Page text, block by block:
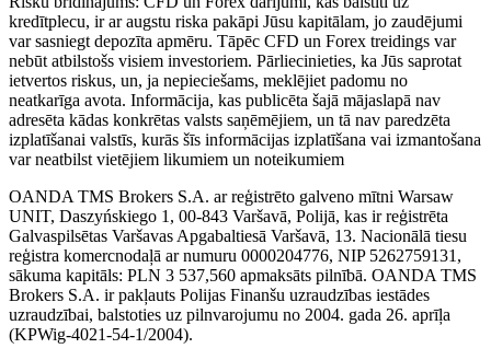
kredītplecu, ir ar augstu riska pakāpi Jūsu kapitālam, jo zaudējumi
var sasniegt depozīta apmēru. Tāpēc CFD un Forex treidings var
nebūt atbilstošs visiem investoriem. Pārliecinieties, ka Jūs saprotat
ietvertos riskus, un, ja nepieciešams, meklējiet padomu no
neatkarīga avota. Informācija, kas publicēta šajā mājaslapā nav
adresēta kādas konkrētas valsts saņēmējiem, un tā nav paredzēta
izplatīšanai valstīs, kurās šīs informācijas izplatīšana vai izmantošana
var neatbilst vietējiem likumiem un noteikumiem
OANDA TMS Brokers S.A. ar reģistrēto galveno mītni Warsaw
UNIT, Daszyńskiego 1, 00-843 Varšavā, Polijā, kas ir reģistrēta
Galvaspilsētas Varšavas Apgabaltiesā Varšavā, 13. Nacionālā tiesu
reģistra komercnodaļā ar numuru 0000204776, NIP 5262759131,
sākuma kapitāls: PLN 3 537,560 apmaksāts pilnībā. OANDA TMS
Brokers S.A. ir pakļauts Polijas Finanšu uzraudzības iestādes
uzraudzībai, balstoties uz pilnvarojumu no 2004. gada 26. aprīļa
(KPWig-4021-54-1/2004).